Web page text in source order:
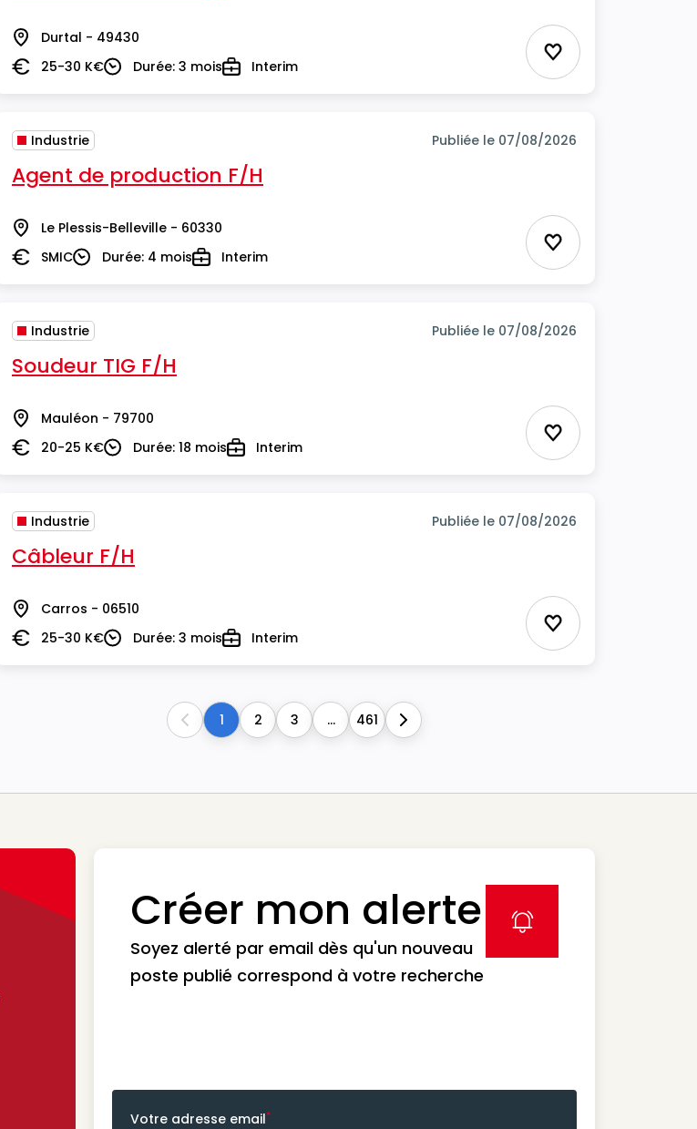
Lieu Durtal - 49430
Salaire25-30 K€DuréeDurée: 3 moisTypeInterim Ajouter aux
Industrie Publiée le 07/08/2026
Agent de production F/H
Lieu Le Plessis-Belleville - 60330
Salaire
SMICDuréeDurée: 4 moisTypeInterim Ajouter aux
Industrie Publiée le 07/08/2026
Soudeur TIG F/H
Lieu Mauléon - 79700
Salaire20-25 K€DuréeDurée: 18 moisTypeInterim Ajouter aux
Industrie Publiée le 07/08/2026
Câbleur F/H
Lieu Carros - 06510
Salaire25-30 K€DuréeDurée: 3 moisTypeInterim Ajouter aux
Previous
1 2 3 ... 461 Next
Créer mon alerte
Soyez alerté par email dès qu'un nouveau
poste publié correspond à votre recherche
label icon
Votre adresse email*